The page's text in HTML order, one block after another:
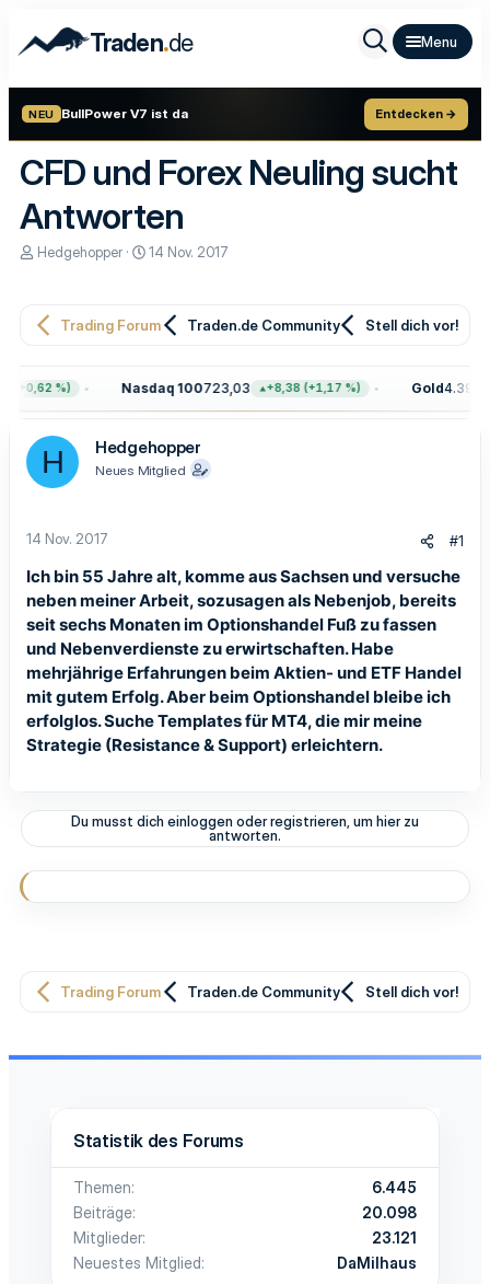
Traden.de
NEU BullPower V7 ist da Entdecken →
CFD und Forex Neuling sucht
Antworten
E
e
r
Hedgehopper
E
e
a
m
14 Nov. 2017
Trading Forum Traden.de Community Stell dich vor!
(+0,62 %) Nasdaq 100723,03 +8,38 (+1,17 %) Gold
H Hedgehopper
Neues Mitglied
14 Nov. 2017 #1
Ich bin 55 Jahre alt, komme aus Sachsen und versuche
neben meiner Arbeit, sozusagen als Nebenjob, bereits
seit sechs Monaten im Optionshandel Fuß zu fassen
und Nebenverdienste zu erwirtschaften. Habe
mehrjährige Erfahrungen beim Aktien- und ETF Handel
mit gutem Erfolg. Aber beim Optionshandel bleibe ich
erfolglos. Suche Templates für MT4, die mir meine
Strategie (Resistance & Support) erleichtern.
Du musst dich einloggen oder registrieren, um hier zu
antworten.
Trading Forum Traden.de Community Stell dich vor!
Statistik des Forums
Themen
6.445
Beiträge
20.098
Mitglieder
23.121
Neuestes Mitglied
DaMilhaus